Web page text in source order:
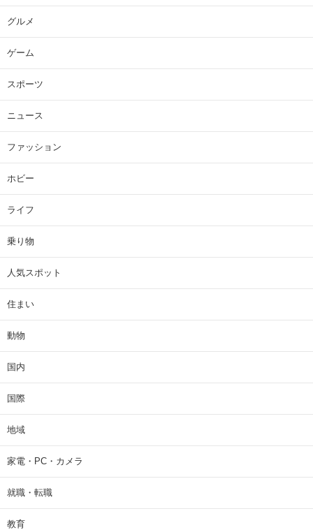
グルメ
ゲーム
スポーツ
ニュース
ファッション
ホビー
ライフ
乗り物
人気スポット
住まい
動物
国内
国際
地域
家電・PC・カメラ
就職・転職
教育